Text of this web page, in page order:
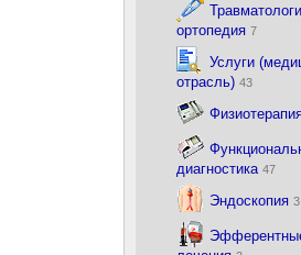
ортопедия 7
Услуги
отрасль) 43
диагностика 47
Эндоскопия 3